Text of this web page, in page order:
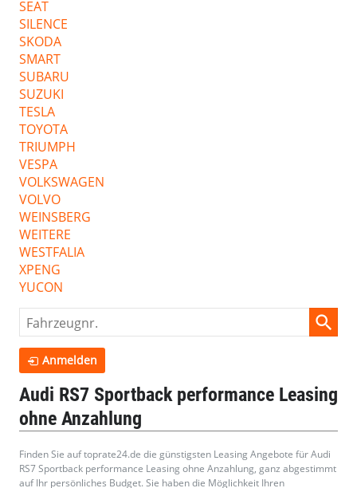
Audi RS7 Sportback performance Leasing
ohne Anzahlung
Finden Sie auf toprate24.de die günstigsten Leasing Angebote für Audi
RS7 Sportback performance Leasing ohne Anzahlung, ganz abgestimmt
auf Ihr persönliches Budget. Sie haben die Möglichkeit Ihren
SEAT
SILENCE
SKODA
SMART
SUBARU
SUZUKI
TESLA
TOYOTA
TRIUMPH
VESPA
VOLKSWAGEN
VOLVO
WEINSBERG
WEITERE
WESTFALIA
XPENG
YUCON
Fahrzeugnr.
Anmelden